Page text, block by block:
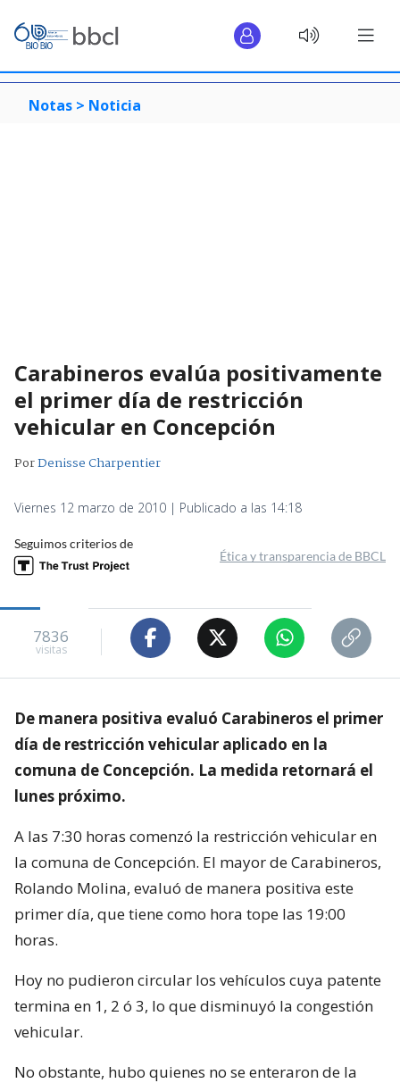
Notas > Noticia
Carabineros evalúa positivamente
el primer día de restricción
vehicular en Concepción
PorDenisse Charpentier
Viernes 12 marzo de 2010 | Publicado a las 14:18
Seguimos criterios de
Ética y transparencia de BBCL
7836
visitas
De manera positiva evaluó Carabineros el primer
día de restricción vehicular aplicado en la
comuna de Concepción. La medida retornará el
lunes próximo.
A las 7:30 horas comenzó la restricción vehicular en
la comuna de Concepción. El mayor de Carabineros,
Rolando Molina, evaluó de manera positiva este
primer día, que tiene como hora tope las 19:00
horas.
Hoy no pudieron circular los vehículos cuya patente
termina en 1, 2 ó 3, lo que disminuyó la congestión
vehicular.
No obstante, hubo quienes no se enteraron de la